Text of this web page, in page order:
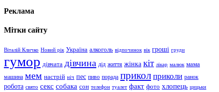
Реклама
Мітки сайту
Віталій Кличко Новий рік Україна алкоголь відпочинок вік гроші груди
гумор дівчата дівчина дід життя жінка кіт лікар малюк мама
машина мем настрій ніч пес пиво порада прикол приколи ранок
робота свято секс собака сон телефон туалет факт фото хлопець цицьки